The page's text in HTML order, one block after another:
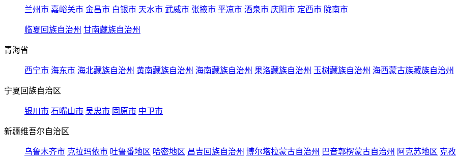
兰州市 嘉峪关市 金昌市 白银市 天水市 武威市 张掖市 平凉市 酒泉市 庆阳市 定西市 陇南市
临夏回族自治州 甘南藏族自治州
青海省
西宁市 海东市 海北藏族自治州 黄南藏族自治州 海南藏族自治州 果洛藏族自治州 玉树藏族自治州 海西蒙古族藏族自治州
宁夏回族自治区
银川市 石嘴山市 吴忠市 固原市 中卫市
新疆维吾尔自治区
乌鲁木齐市 克拉玛依市 吐鲁番地区 哈密地区 昌吉回族自治州 博尔塔拉蒙古自治州 巴音郭楞蒙古自治州 阿克苏地区 克